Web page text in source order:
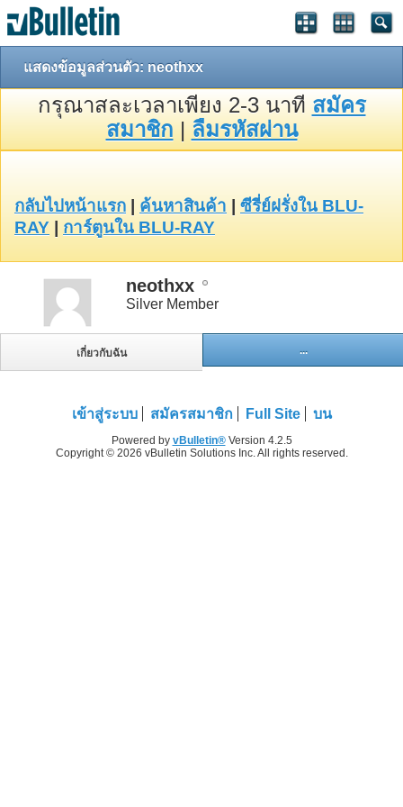
แสดงข้อมูลส่วนตัว: neothxx
กรุณาสละเวลาเพียง 2-3 นาที สมัคร
สมาชิก | ลืมรหัสผ่าน
กลับไปหน้าแรก ค้นหาสินค้า
ซีรี่ย์ฝรั่งใน BLU-
RAY
การ์ตูนใน BLU-RAY
neothxx
Silver Member
เกี่ยวกับฉัน ...
เข้าสู่ระบบ สมัครสมาชิก Full Site บน
Powered by vBulletin®Version 4.2.5
Copyright © 2026 vBulletin Solutions Inc. All rights reserved.